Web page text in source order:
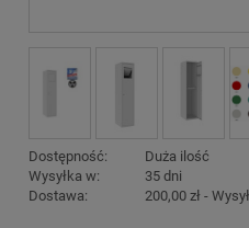
Dostępność:
Duża ilość
Wysyłka w:
35 dni
Dostawa:
200,00 zł -
Cena nie zawiera